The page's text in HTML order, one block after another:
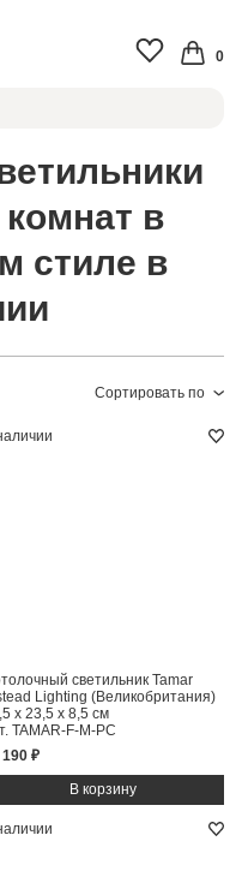
0
в
стиле в
Сортировать по
светильник Tamar
Lighting (Великобритания)
x 23,5 x 8,5 см
TAMAR-F-M-PC
₽